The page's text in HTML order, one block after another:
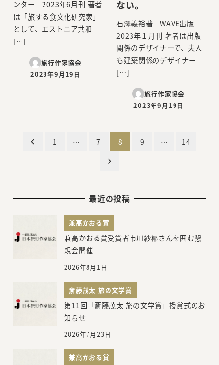
ンター 2023年6月刊 著者
は「旅する食文化研究家」
として、エストニア共和
[…]
旅行作家協会
投稿日
2023年9月19日
ない。
石澤義裕著 WAVE出版
2023年１月刊 著者は出版
関係のデザイナーで、夫人
も建築関係のデザイナー
[…]
旅行作家協会
投稿日
2023年9月19日
ペ
ジ
1 … 7 8 9 … 14
最近の投稿
兼高かおる賞
兼高かおる賞受賞者市川紗椰さんを囲む懇
親会開催
2026年8月1日
斎藤茂太 旅の文学賞
第11回「斎藤茂太 旅の文学賞」授賞式のお
知らせ
2026年7月23日
兼高かおる賞